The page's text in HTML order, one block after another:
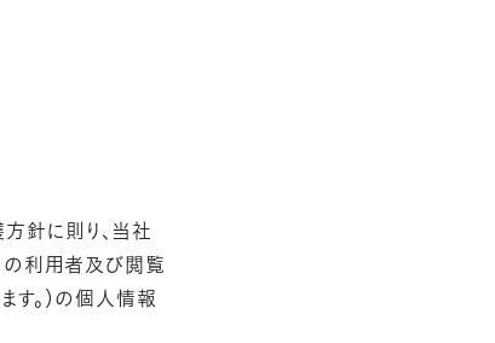
針に則り、当社
の利用者及び閲覧
す。）の個人情報